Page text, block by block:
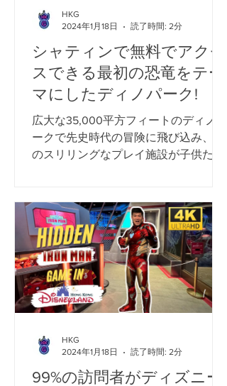
シャティンで無料でアクセ
スできる最初の恐竜をテー
マにしたディノパーク!
広大な35,000平方フィートのディノパ
ークで先史時代の冒険に飛び込み、14
のスリリングなプレイ施設が子供たち
の念を起こさせる「ティラノサウル
ス・アドベンチャー」で、印象的な7
メートルの高さで、長さ26メー...
HKG
2024年1月18日
読了時間: 2分
99%の訪問者がディズニー
HKG
2024年1月18日
読了時間: 2分